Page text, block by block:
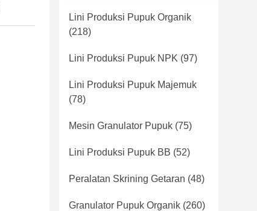
Lini Produksi Pupuk Organik
(218)
Lini Produksi Pupuk NPK (97)
Lini Produksi Pupuk Majemuk
(78)
Mesin Granulator Pupuk (75)
Lini Produksi Pupuk BB (52)
Peralatan Skrining Getaran (48)
Granulator Pupuk Organik (260)